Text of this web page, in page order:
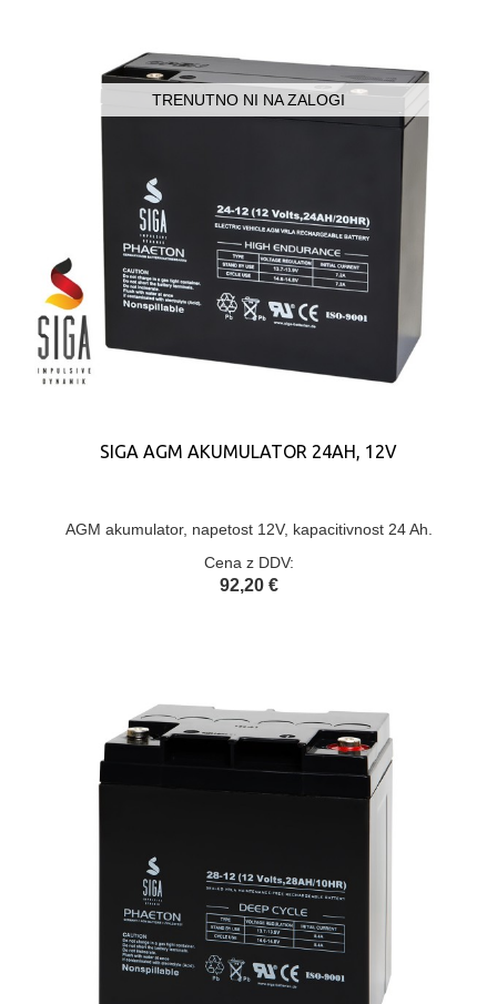
TRENUTNO NI NA ZALOGI
SIGA AGM AKUMULATOR 24AH, 12V
AGM akumulator, napetost 12V, kapacitivnost 24 Ah.
Cena z DDV:
92,20 €